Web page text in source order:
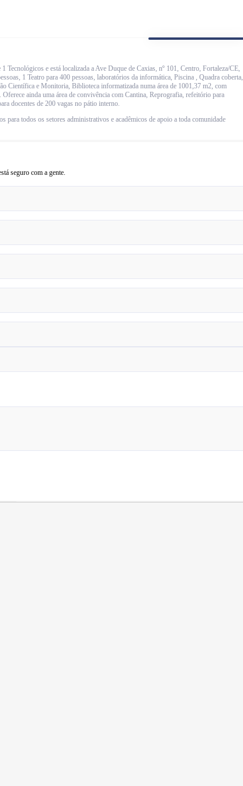
Tecnológicos e está localizada a Ave Duque de Caxias, nº 101, Centro, Fortaleza/CE,
1 Teatro para 400 pessoas, laboratórios da informática, Piscina , Quadra coberta,
Científica e Monitoria, Biblioteca informatizada numa área de 1001,37 m2, com
ainda uma área de convivência com Cantina, Reprografia, refeitório para
docentes de 200 vagas no pátio interno.
todos os setores administrativos e acadêmicos de apoio a toda comunidade
seguro com a gente.